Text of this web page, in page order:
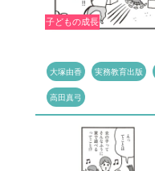
子どもの成長
大塚由香 実務教育出版
高田真弓